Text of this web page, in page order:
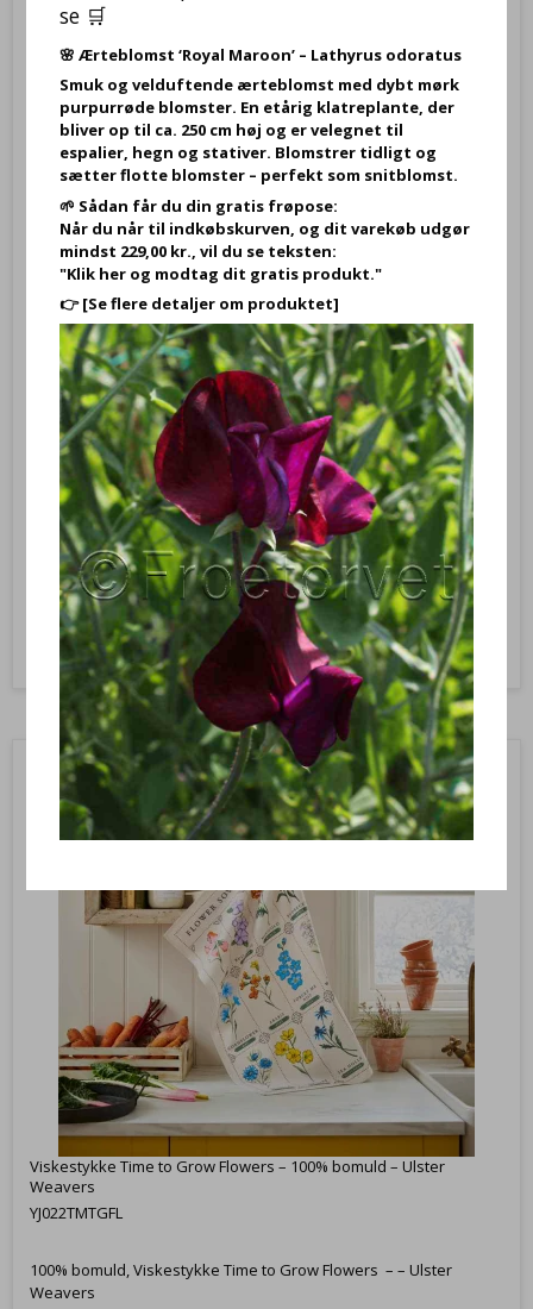
Jomfru i det Grønne – Nigella damascena SPERLI's Gaudi Miks –
Frø (rækker til ca. 125 planter)
LB85563
Jomfruen i det Grønne, blanding, Gaudi
13,95 DKK
Vis produkt
Viskestykke Time to Grow Flowers – 100% bomuld – Ulster
Weavers
YJ022TMTGFL
100% bomuld, Viskestykke Time to Grow Flowers – – Ulster
Weavers
se 🛒
🌸 Ærteblomst ‘Royal Maroon’ – Lathyrus odoratus
Smuk og velduftende ærteblomst med dybt mørk
purpurrøde blomster. En etårig klatreplante, der
bliver op til ca. 250 cm høj og er velegnet til
espalier, hegn og stativer. Blomstrer tidligt og
sætter flotte blomster – perfekt som snitblomst.
🌱 Sådan får du din gratis frøpose:
Når du når til indkøbskurven, og dit varekøb udgør
mindst 229,00 kr., vil du se teksten:
"Klik her og modtag dit gratis produkt."
👉[Se flere detaljer om produktet]